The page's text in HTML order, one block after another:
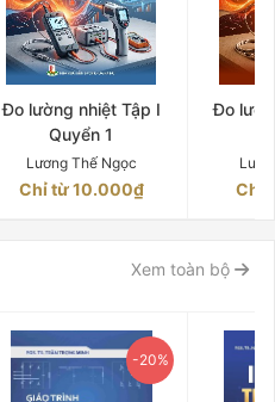
Đo lường nhiệt Tập I
Quyển 1
Lương Thế Ngọc
Chỉ từ 10.000₫
Đo
Chỉ
Xem toàn bộ
-20%